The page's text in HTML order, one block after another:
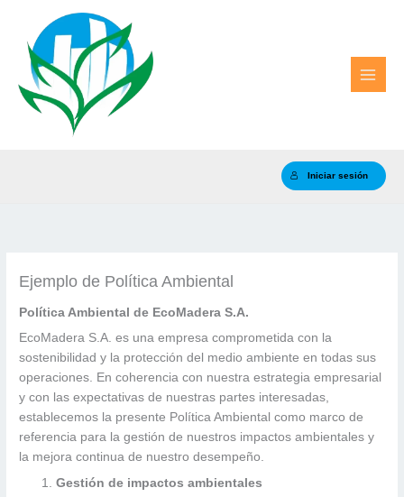
contenido
Iniciar sesión
Ejemplo de Política Ambiental
Política Ambiental de EcoMadera S.A.
EcoMadera S.A. es una empresa comprometida con la
sostenibilidad y la protección del medio ambiente en todas sus
operaciones. En coherencia con nuestra estrategia empresarial
y con las expectativas de nuestras partes interesadas,
establecemos la presente Política Ambiental como marco de
referencia para la gestión de nuestros impactos ambientales y
la mejora continua de nuestro desempeño.
Gestión de impactos ambientales